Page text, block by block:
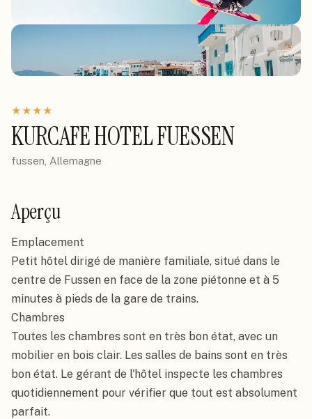
★★★★
KURCAFE HOTEL FUESSEN
fussen, Allemagne
Aperçu
Emplacement
Petit hôtel dirigé de manière familiale, situé dans le
centre de Fussen en face de la zone piétonne et à 5
minutes à pieds de la gare de trains.
Chambres
Toutes les chambres sont en très bon état, avec un
mobilier en bois clair. Les salles de bains sont en très
bon état. Le gérant de l'hôtel inspecte les chambres
quotidiennement pour vérifier que tout est absolument
parfait.